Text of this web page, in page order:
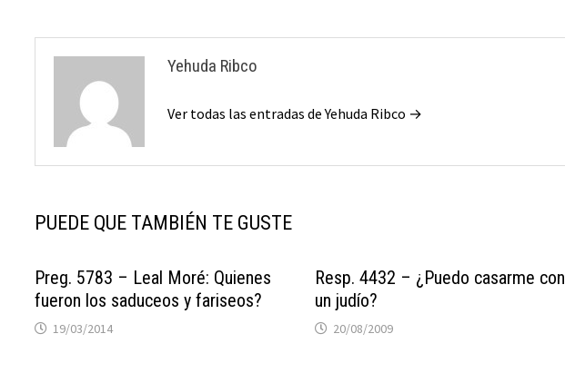
Yehuda Ribco
Ver todas las entradas de Yehuda Ribco →
PUEDE QUE TAMBIÉN TE GUSTE
Preg. 5783 – Leal Moré: Quienes
fueron los saduceos y fariseos?
19/03/2014
Resp. 4432 – ¿Puedo casarme con
un judío?
20/08/2009